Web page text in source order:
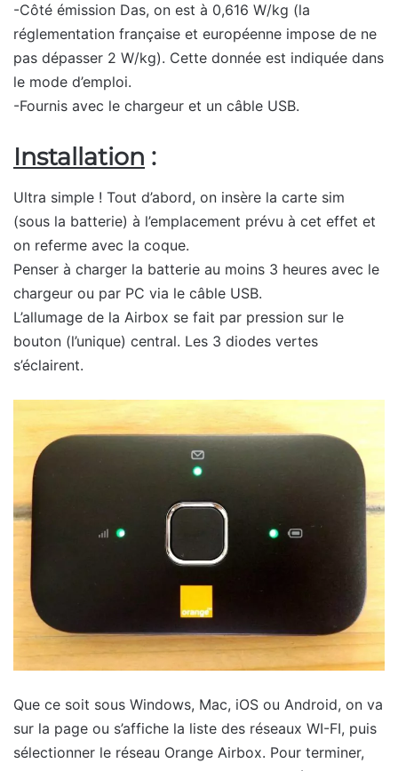
-Côté émission Das, on est à 0,616 W/kg (la
réglementation française et européenne impose de ne
pas dépasser 2 W/kg). Cette donnée est indiquée dans
le mode d’emploi.
-Fournis avec le chargeur et un câble USB.
Installation :
Ultra simple ! Tout d’abord, on insère la carte sim
(sous la batterie) à l’emplacement prévu à cet effet et
on referme avec la coque.
Penser à charger la batterie au moins 3 heures avec le
chargeur ou par PC via le câble USB.
L’allumage de la Airbox se fait par pression sur le
bouton (l’unique) central. Les 3 diodes vertes
s’éclairent.
Que ce soit sous Windows, Mac, iOS ou Android, on va
sur la page ou s’affiche la liste des réseaux WI-FI, puis
sélectionner le réseau Orange Airbox. Pour terminer,